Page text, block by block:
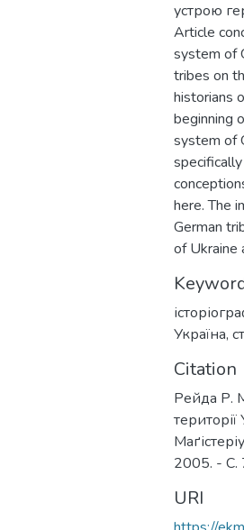
устрою
Article
system of
tribes on
historians
beginning
system of
here. The
German
of Ukraine
Україна,
Citation
Рейда Р.
2005. - С.
URI